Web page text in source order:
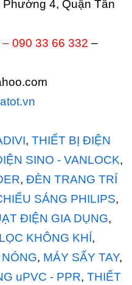
4, Quận Tân
090 33 66 332 –
, THIẾT BỊ ĐIỆN
SINO - VANLOCK,
, ĐÈN TRANG TRÍ
SÁNG PHILIPS,
ĐIỆN GIA DỤNG,
KHÔNG KHÍ,
, MÁY SẤY TAY,
uPVC - PPR, THIẾT